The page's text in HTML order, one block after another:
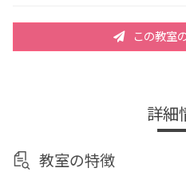
この教室
詳細
教室の特徴